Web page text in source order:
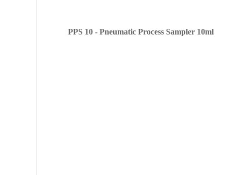
PPS 10 - Pneumatic Process Sampler 10ml